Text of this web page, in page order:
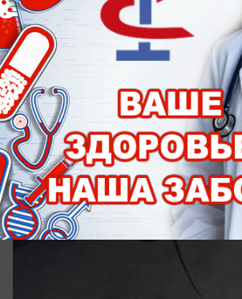
Происшествия
Укус гадюки в Кисловодске
смертельным случаем в
Рассказываем, что произошло